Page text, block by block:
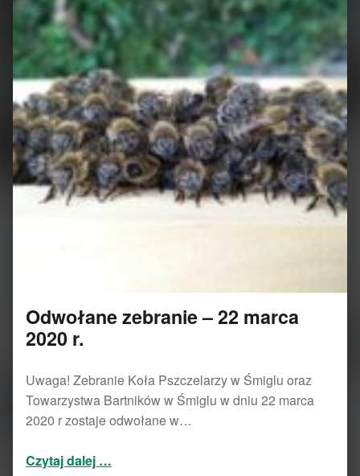
Odwołane zebranie – 22 marca
2020 r.
Uwaga! Zebranie Koła Pszczelarzy w Śmiglu oraz
Towarzystwa Bartników w Śmiglu w dniu 22 marca
2020 r zostaje odwołane w…
Czytaj dalej …